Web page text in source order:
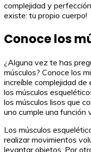
complejidad y
existe: tu propio cuerpo!
Conoce los
¿Alguna vez te has
músculos? Conoce los
increíble complejidad
los músculos
los músculos lisos que
uno cumple una función
Los músculos
realizar movimientos
levantar objetos. Por